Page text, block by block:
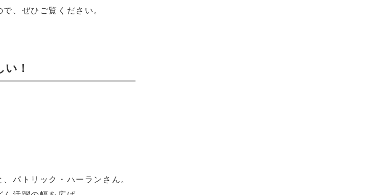
、ぜひご覧ください。
！
パトリック・ハーランさん。